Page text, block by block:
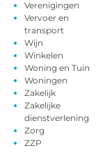
Verenigingen
Vervoer en
transport
Wijn
Winkelen
Woning en Tuin
Woningen
Zakelijk
Zakelijke
dienstverlening
Zorg
ZZP